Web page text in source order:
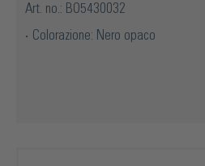
Art. no.: BO5430032
Colorazione: Nero opaco